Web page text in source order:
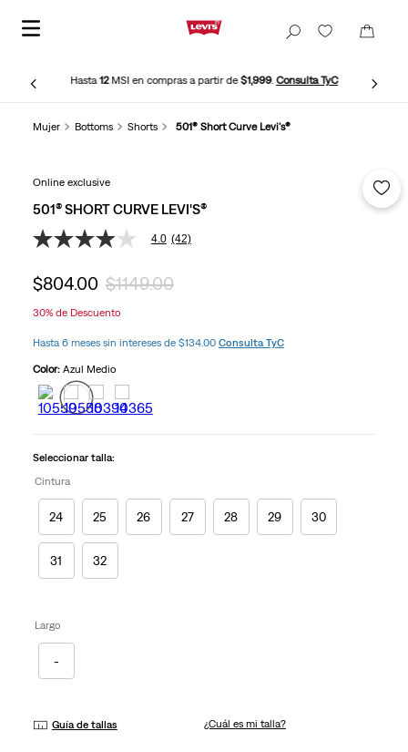
Hasta12MSI en compras a partir de$1,999.Consulta TyC
Mujer Bottoms Shorts 501® Short Curve Levi's®
Online exclusive
501® SHORT CURVE LEVI'S®
4.0
5
estrellas,
medio
valoración.
Read
42
Reviews.
Enlace
página.
4.0 (42)
$804.00 $1149.00
30%de Descuento
Hasta 6 meses sin intereses de $134.00 Consulta TyC
Color: Azul Medio
Seleccionar talla:
Cintura
24 25 26 27 28 29 30
31 32
Largo
-
Guía de tallas ¿Cuál es mi talla?